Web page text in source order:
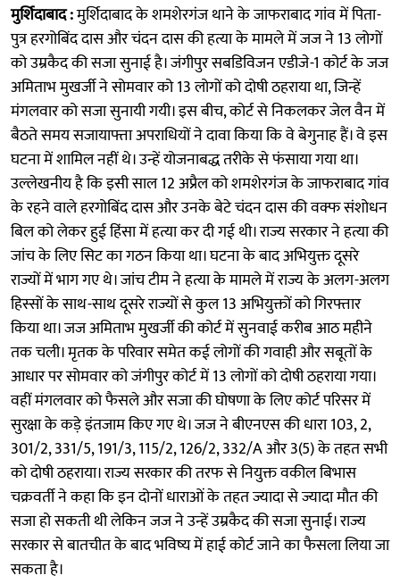
मुर्शिदाबाद :मुर्शिदाबाद के शमशेरगंज थाने के जाफराबाद गांव में पिता-
पुत्र हरगोबिंद दास और चंदन दास की हत्या के मामले में जज ने 13 लोगों
को उम्रकैद की सजा सुनाई है। जंगीपुर सबडिविजन एडीजे-1 कोर्ट के जज
अमिताभ मुखर्जी ने सोमवार को 13 लोगों को दोषी ठहराया था, जिन्हें
मंगलवार को सजा सुनायी गयी। इस बीच, कोर्ट से निकलकर जेल वैन में
बैठते समय सजायाफ्ता अपराधियों ने दावा किया कि वे बेगुनाह हैं। वे इस
घटना में शामिल नहीं थे। उन्हें योजनाबद्ध तरीके से फंसाया गया था।
उल्लेखनीय है कि इसी साल 12 अप्रैल को शमशेरगंज के जाफराबाद गांव
के रहने वाले हरगोबिंद दास और उनके बेटे चंदन दास की वक्फ संशोधन
बिल को लेकर हुई हिंसा में हत्या कर दी गई थी। राज्य सरकार ने हत्या की
जांच के लिए सिट का गठन किया था। घटना के बाद अभियुक्त दूसरे
राज्यों में भाग गए थे। जांच टीम ने हत्या के मामले में राज्य के अलग-अलग
हिस्सों के साथ-साथ दूसरे राज्यों से कुल 13 अभियुक्तों को गिरफ्तार
किया था। जज अमिताभ मुखर्जी की कोर्ट में सुनवाई करीब आठ महीने
तक चली। मृतक के परिवार समेत कई लोगों की गवाही और सबूतों के
आधार पर सोमवार को जंगीपुर कोर्ट में 13 लोगों को दोषी ठहराया गया।
वहीं मंगलवार को फैसले और सजा की घोषणा के लिए कोर्ट परिसर में
सुरक्षा के कड़े इंतजाम किए गए थे। जज ने बीएनएस की धारा 103, 2,
301/2, 331/5, 191/3, 115/2, 126/2, 332/A और 3(5) के तहत सभी
को दोषी ठहराया। राज्य सरकार की तरफ से नियुक्त वकील बिभास
चक्रवर्ती ने कहा कि इन दोनों धाराओं के तहत ज्यादा से ज्यादा मौत की
सजा हो सकती थी लेकिन जज ने उन्हें उम्रकैद की सजा सुनाई। राज्य
सरकार से बातचीत के बाद भविष्य में हाई कोर्ट जाने का फैसला लिया जा
सकता है।